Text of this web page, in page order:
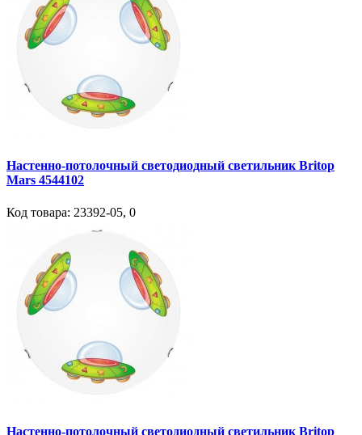
Настенно-потолочный светодиодный светильник Britop
Mars 4544102
Код товара: 23392-05, 0
Настенно-потолочный светодиодный светильник Britop